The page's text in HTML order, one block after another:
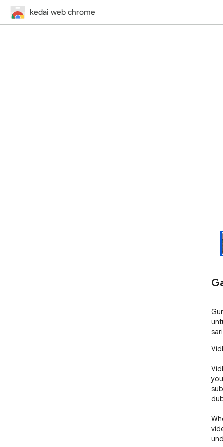
kedai web chrome